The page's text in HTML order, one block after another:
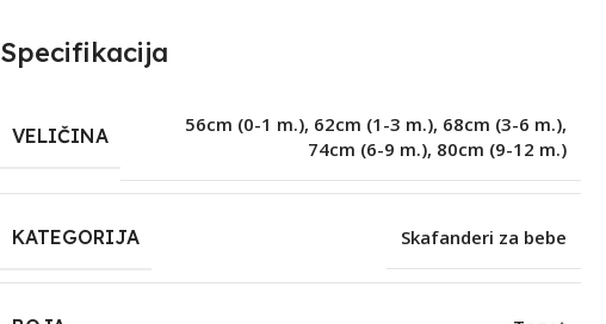
Specifikacija
VELIČINA
56cm (0-1 m.), 62cm (1-3 m.), 68cm (3-6 m.),
74cm (6-9 m.), 80cm (9-12 m.)
KATEGORIJA Skafanderi za bebe